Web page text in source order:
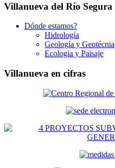
Villanueva del Río Segura
Dónde estamos?
Hidrología
Geología y Geotécnia
Ecologia y Paisaje
Villanueva en cifras